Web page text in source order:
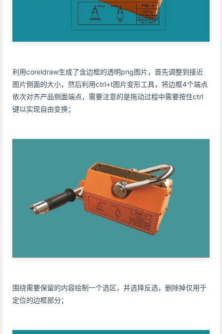
利用coreldraw生成了含边框的透明png图片，首先调整到接近
图片侧面的大小，然后利用ctrl+t图片变形工具，将边框4个端点
依次对齐产品侧面端点，需要注意的是拖动过程中需要按住ctrl
键以实现自由变换；
围绕需要保留的内容绘制一个选区，并选择反选，删除掉仅用于
定位的边框部分；